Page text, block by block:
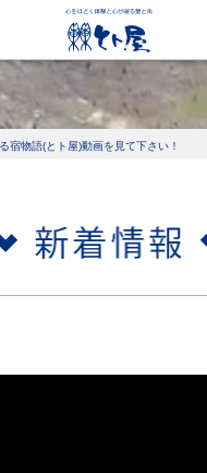
宿物語(とト屋)動画を見て下さい！